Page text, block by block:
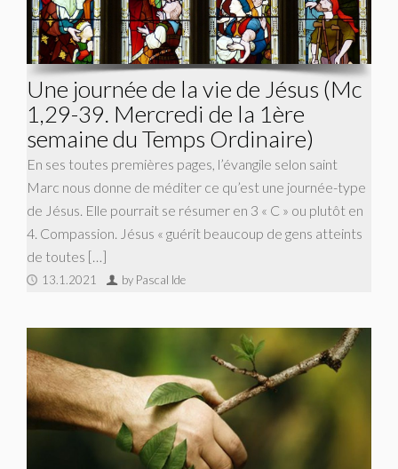
Une journée de la vie de Jésus (Mc
1,29-39. Mercredi de la 1ère
semaine du Temps Ordinaire)
En ses toutes premières pages, l’évangile selon saint
Marc nous donne de méditer ce qu’est une journée-type
de Jésus. Elle pourrait se résumer en 3 « C » ou plutôt en
4. Compassion. Jésus « guérit beaucoup de gens atteints
de toutes […]
13.1.2021 by Pascal Ide